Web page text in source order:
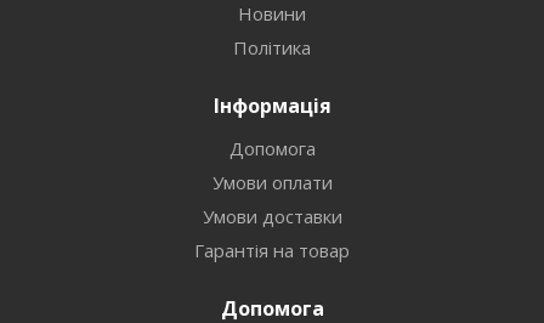
Новини
Політика
Інформація
Допомога
Умови оплати
Умови доставки
Гарантія на товар
Допомога